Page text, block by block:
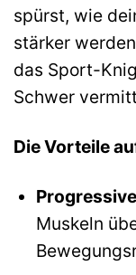
spürst, wie
stärker
das Sport-
Schwer
Die Vorteile
Muskeln